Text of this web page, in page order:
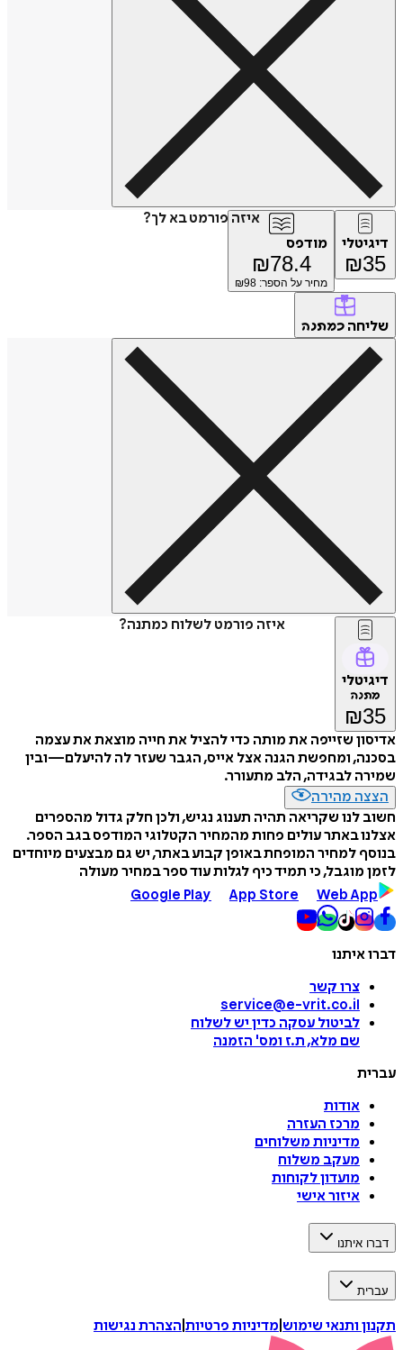
איזה פורמט בא לך?
דיגיטלי
₪35
מודפס
₪78.4
מחיר על הספר: ₪ 98
שליחה כמתנה
איזה פורמט לשלוח כמתנה?
דיגיטלי
מתנה
₪35
אדיסון שזייפה את מותה כדי להציל את חייה מוצאת את עצמה
בסכנה, ומחפשת הגנה אצל אייס, הגבר שעזר לה להיעלם—ובין
שמירה לבגידה, הלב מתעורר.
הצצה מהירה
חשוב לנו שקריאה תהיה תענוג נגיש, ולכן חלק גדול מהספרים
אצלנו באתר עולים פחות מהמחיר הקטלוגי המודפס בגב הספר.
בנוסף למחיר המופחת באופן קבוע באתר, יש גם מבצעים מיוחדים
לזמן מוגבל, כי תמיד כיף לגלות עוד ספר במחיר מעולה
Google Play
App Store Web App
דברו איתנו
צרו קשר
service@e-vrit.co.il
לביטול עסקה כדין יש לשלוח
שם מלא, ת.ז ומס' הזמנה
עברית
אודות
מרכז העזרה
מדיניות משלוחים
מעקב משלוח
מועדון לקוחות
איזור אישי
דברו איתנו
עברית
תקנון ותנאי שימוש מדיניות פרטיות הצהרת נגישות